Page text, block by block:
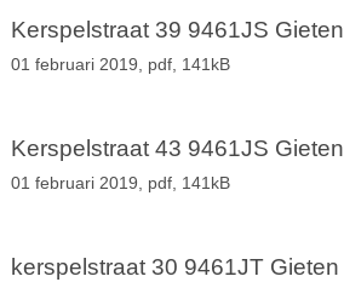
Kerspelstraat 39 9461JS Gieten
01 februari 2019, pdf, 141kB
Kerspelstraat 43 9461JS Gieten
01 februari 2019, pdf, 141kB
kerspelstraat 30 9461JT Gieten